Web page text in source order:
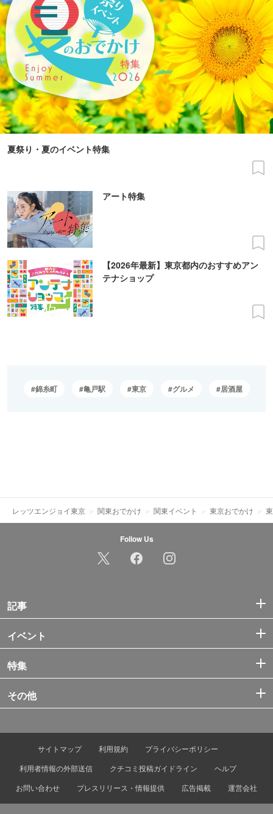
夏祭り・夏のイベント特集
アート特集
【2026年最新】東京都内のおすすめアン
テナショップ
錦糸町 亀戸駅 東京 グルメ 居酒屋
レッツエンジョイ東京 関東おでかけ 関東イベント 東京おでかけ
Follow Us
記事
イベント
特集
その他
サイトマップ 利用規約
プライバシーポリシー
利用者情報の外部送信
クチコミ投稿ガイドライン
ヘルプ
お問い合わせ
プレスリリース・情報提供 広告掲載 運営会社